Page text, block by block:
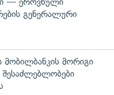
გენერალური
მობილბანკის მორიგი